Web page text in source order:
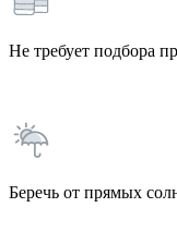
Не требует подбора
Беречь от прямых